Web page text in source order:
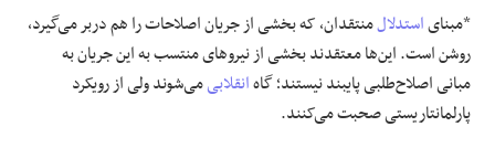
*مبنایاستدلالمنتقدان، که بخشی از جریان اصلاحات را هم دربر می‌گیرد،
روشن است. این‌ها معتقدند بخشی از نیروهای منتسب به این جریان به‌
مبانی اصلاح‌طلبی پایبند نیستند؛ گاهانقلابیمی‌شوند ولی از رویکرد
پارلمانتاریستی صحبت می‌کنند.